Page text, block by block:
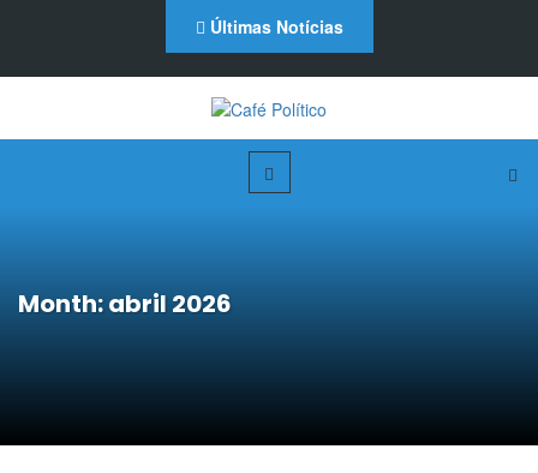
Últimas Notícias
Month: abril 2026